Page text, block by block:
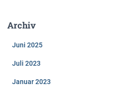
Archiv
Juni 2025
Juli 2023
Januar 2023